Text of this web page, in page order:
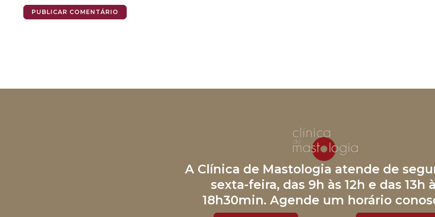
A Clínica de Mastologia atende de
sexta-feira, das 9h às 12h e das 13h
18h30min. Agende um horário